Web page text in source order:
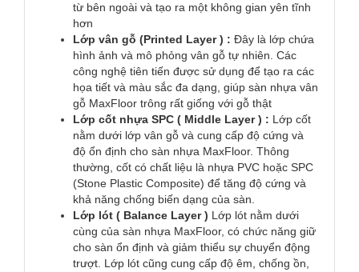
từ bên ngoài và tạo ra một không gian yên tĩnh
hơn
Lớp vân gỗ (Printed Layer ) : Đây là lớp chứa
hình ảnh và mô phỏng vân gỗ tự nhiên. Các
công nghệ tiên tiến được sử dụng để tạo ra các
họa tiết và màu sắc đa dạng, giúp sàn nhựa vân
gỗ MaxFloor trông rất giống với gỗ thật
Lớp cốt nhựa SPC ( Middle Layer ) : Lớp cốt
nằm dưới lớp vân gỗ và cung cấp độ cứng và
độ ổn định cho sàn nhựa MaxFloor. Thông
thường, cốt có chất liệu là nhựa PVC hoặc SPC
(Stone Plastic Composite) để tăng độ cứng và
khả năng chống biến dạng của sàn.
Lớp lót ( Balance Layer ) Lớp lót nằm dưới
cùng của sàn nhựa MaxFloor, có chức năng giữ
cho sàn ổn định và giảm thiểu sự chuyển động
trượt. Lớp lót cũng cung cấp độ êm, chống ồn,